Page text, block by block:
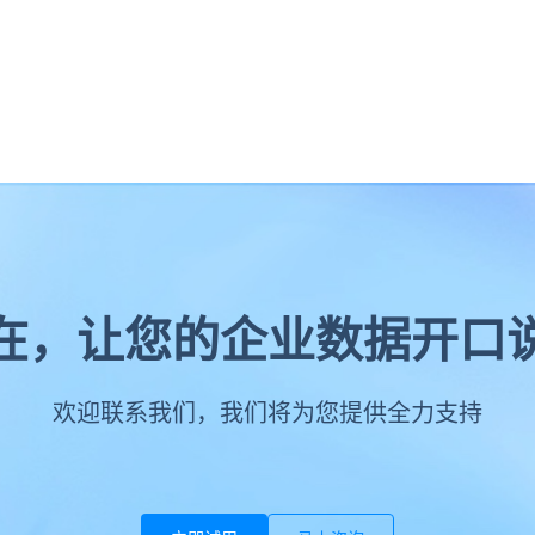
，让您的企业数据开口
欢迎联系我们，我们将为您提供全力支持